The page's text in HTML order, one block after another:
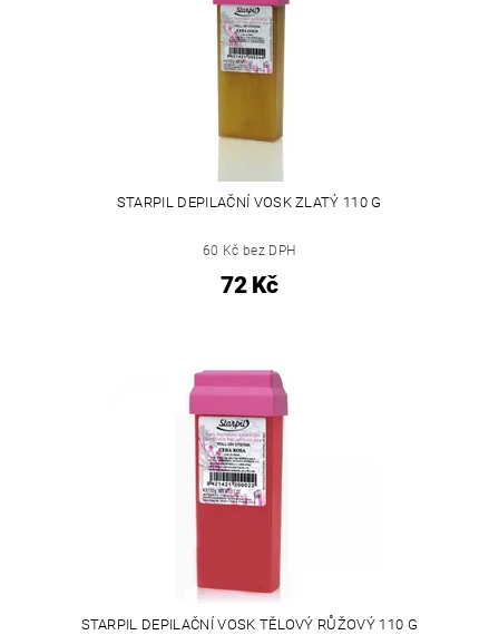
STARPIL DEPILAČNÍ VOSK ZLATÝ 110 G
60 Kč bez DPH
72 Kč
STARPIL DEPILAČNÍ VOSK TĚLOVÝ RŮŽOVÝ 110 G